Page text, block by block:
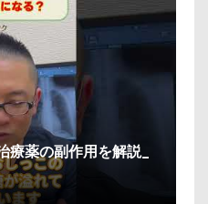
療薬の副作用を解説_